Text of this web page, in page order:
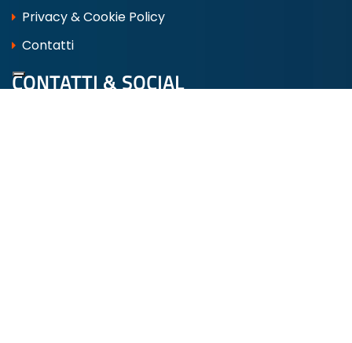
Privacy & Cookie Policy
Contatti
CONTATTI & SOCIAL